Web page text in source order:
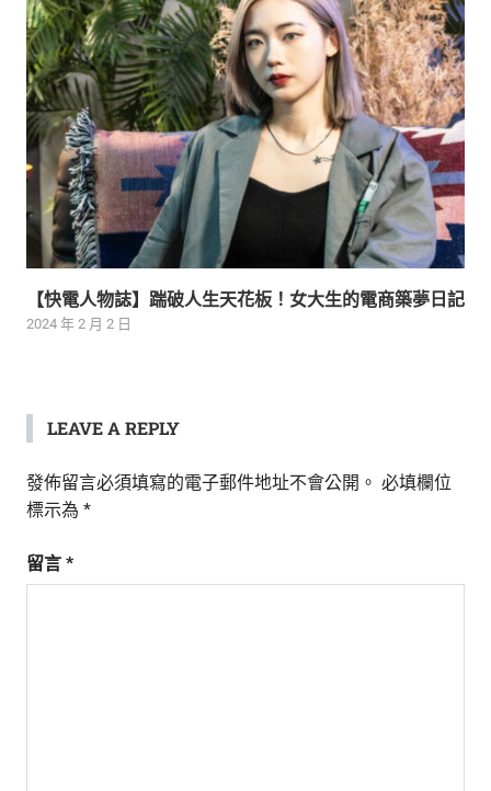
【快電人物誌】踹破人生天花板！女大生的電商築夢日記
2024 年 2 月 2 日
LEAVE A REPLY
發佈留言必須填寫的電子郵件地址不會公開。 必填欄位
標示為 *
留言 *